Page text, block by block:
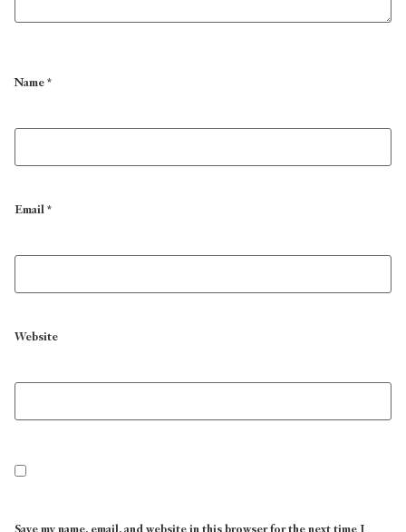
Name*
Email*
Website